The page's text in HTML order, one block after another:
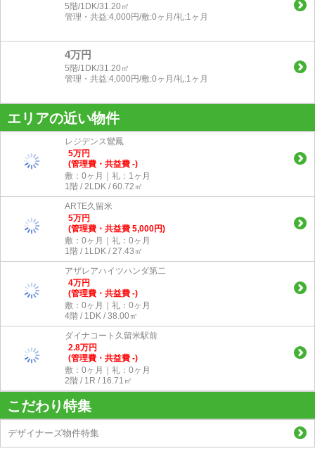
5階/1DK/31.20㎡
管理・共益:4,000円/敷:0ヶ月/礼:1ヶ月
4万円
5階/1DK/31.20㎡
管理・共益:4,000円/敷:0ヶ月/礼:1ヶ月
エリアの近い物件
レジデンス鸞鳳
5万円
(管理費・共益費 -)
敷：0ヶ月｜礼：1ヶ月
1階 / 2LDK / 60.72㎡
ARTE久留米
5万円
(管理費・共益費 5,000円)
敷：0ヶ月｜礼：0ヶ月
1階 / 1LDK / 27.43㎡
アザレアハイツハンダ第二
4万円
(管理費・共益費 -)
敷：0ヶ月｜礼：0ヶ月
4階 / 1DK / 38.00㎡
ダイナコート久留米駅前
2.8万円
(管理費・共益費 -)
敷：0ヶ月｜礼：0ヶ月
2階 / 1R / 16.71㎡
こだわり特集
デザイナーズ物件特集